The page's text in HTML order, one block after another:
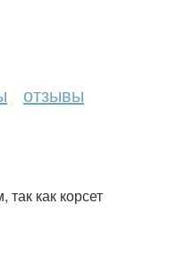
отзывы
как корсет